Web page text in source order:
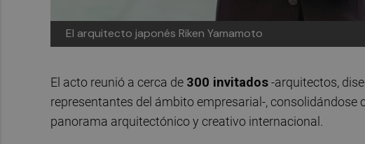
El arquitecto japonés Riken Yamamoto
El acto reunió a cerca de 300 invitados-arquitectos,
representantes del ámbito empresarial-, consolidándose
panorama arquitectónico y creativo internacional.